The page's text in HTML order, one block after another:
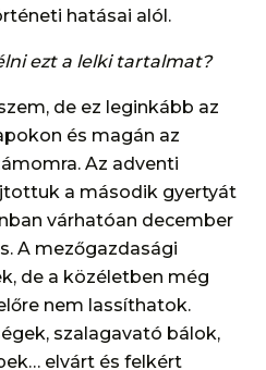
hatásai alól.
ezt a lelki tartalmat?
de ez leginkább az
és magán az
Az adventi
a második gyertyát
várhatóan december
A mezőgazdasági
de a közéletben még
nem lassíthatok.
szalagavató bálok,
elvárt és felkért